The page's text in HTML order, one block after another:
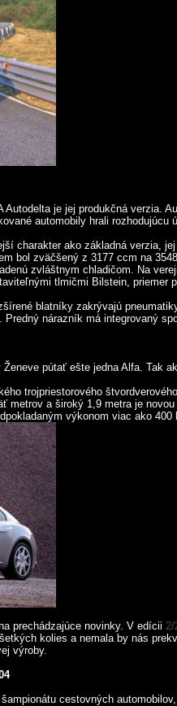
Autodelta je jej produkčná
automobily hrali
charakter ako základná verzia,
bol zväčšený z 3177 ccm na
zvláštnym chladičom. Na
tlmičmi Bilstein, priemer
blatníky zakrývajú
nárazník má integrovaný
pútať ešte jedna Alfa. Tak
trojpriestorového
metrov a široký 1,9 metra je
výkonom viac ako
prechádzajúce novinky. V edícii 2/
kolies a nemala by nás
výroby.
cestovných